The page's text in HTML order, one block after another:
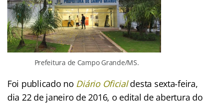
Prefeitura de Campo Grande/MS.
Foi publicado no Diário Oficial desta sexta-feira,
dia 22 de janeiro de 2016, o edital de abertura do